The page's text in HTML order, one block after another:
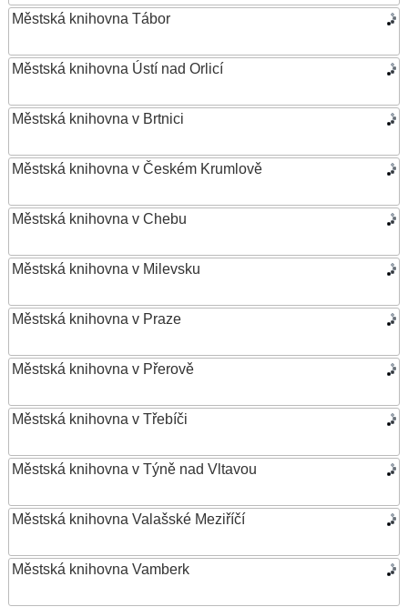
Městská knihovna Tábor
Městská knihovna Ústí nad Orlicí
Městská knihovna v Brtnici
Městská knihovna v Českém Krumlově
Městská knihovna v Chebu
Městská knihovna v Milevsku
Městská knihovna v Praze
Městská knihovna v Přerově
Městská knihovna v Třebíči
Městská knihovna v Týně nad Vltavou
Městská knihovna Valašské Meziříčí
Městská knihovna Vamberk